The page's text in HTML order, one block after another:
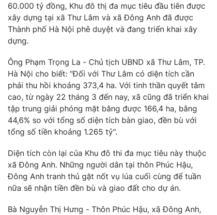
Tổng Biên tập:Vũ Thanh Thủy
Phó Tổng Biên tập:Nguyễn Thị Mỹ Hạnh, Phạm Quốc Thắng,
Nguyễn Trọng Ninh
Tổng đài VTV:
Ðiện thoại Thời báo VTV:
024.66 897 897
Email:toasoan@vtv.vn
Liên hệ quảng cáo:024-7300.7108
60.000 tỷ đồng, Khu đô thị đa mục tiêu đầu tiên được
xây dựng tại xã Thư Lâm và xã Đông Anh đã được
Thành phố Hà Nội phê duyệt và đang triển khai xây
dựng.
Ông Phạm Trọng La - Chủ tịch UBND xã Thư Lâm, TP.
Hà Nội cho biết: "Đối với Thư Lâm có diện tích cần
phải thu hồi khoảng 373,4 ha. Với tinh thần quyết tâm
cao, từ ngày 22 tháng 3 đến nay, xã cũng đã triển khai
tập trung giải phóng mặt bằng được 166,4 ha, bằng
44,6% so với tổng số diện tích bàn giao, đền bù với
tổng số tiền khoảng 1.265 tỷ".
Diện tích còn lại của Khu đô thi đa mục tiêu này thuộc
xã Đông Anh. Những người dân tại thôn Phúc Hậu,
Đông Anh tranh thủ gặt nốt vụ lúa cuối cùng để tuần
nữa sẽ nhận tiền đền bù và giao đất cho dự án.
Bà Nguyễn Thị Hưng - Thôn Phúc Hậu, xã Đông Anh,